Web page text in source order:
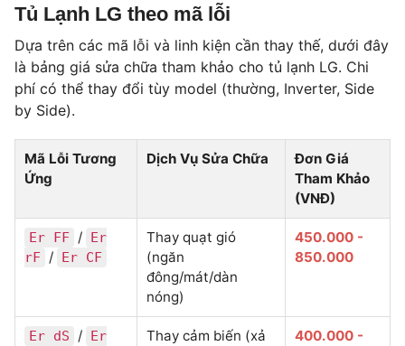
Tủ Lạnh LG theo mã lỗi
Dựa trên các mã lỗi và linh kiện cần thay thế, dưới đây
là bảng giá sửa chữa tham khảo cho tủ lạnh LG. Chi
phí có thể thay đổi tùy model (thường, Inverter, Side
by Side).
Mã Lỗi Tương
Ứng
Dịch Vụ Sửa Chữa
Đơn Giá
Tham Khảo
(VNĐ)
Er FF / Er
rF / Er CF
Thay quạt gió
(ngăn
đông/mát/dàn
nóng)
450.000 -
850.000
Er dS / Er
Thay cảm biến (xả
400.000 -